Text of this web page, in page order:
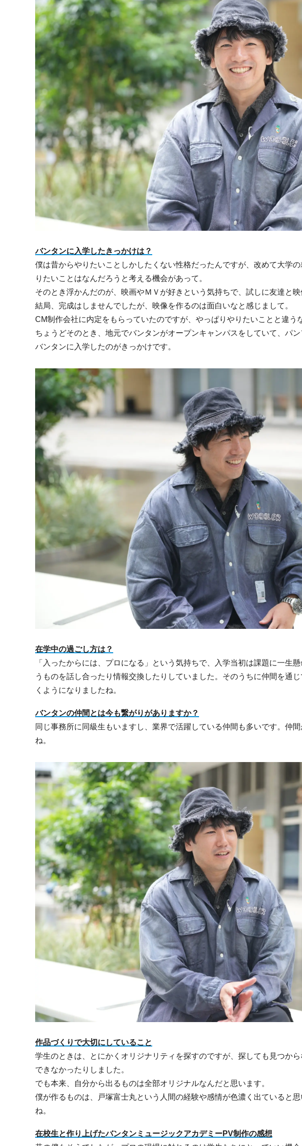
バンタンに入学したきっかけは？
僕は昔からやりたいことしかしたくない性格だったんですが、改めて大学
りたいことはなんだろうと考える機会があって。
そのとき浮かんだのが、映画やＭＶが好きという気持ちで、試しに友達と映
結局、完成はしませんでしたが、映像を作るのは面白いなと感じまして。
CM制作会社に内定をもらっていたのですが、やっぱりやりたいことと違う
ちょうどそのとき、地元でバンタンがオープンキャンパスをしていて、パ
バンタンに入学したのがきっかけです。
在学中の過ごし方は？
「入ったからには、プロになる」という気持ちで、入学当初は課題に一生
うものを話し合ったり情報交換したりしていました。そのうちに仲間を通
くようになりましたね。
バンタンの仲間とは今も繋がりがありますか？
同じ事務所に同級生もいますし、業界で活躍している仲間も多いです。仲
ね。
作品づくりで大切にしていること
学生のときは、とにかくオリジナリティを探すのですが、探しても見つか
できなかったりしました。
でも本来、自分から出るものは全部オリジナルなんだと思います。
僕が作るものは、戸塚富士丸という人間の経験や感情が色濃く出ていると
ね。
在校生と作り上げたバンタンミュージックアカデミーPV制作の感想